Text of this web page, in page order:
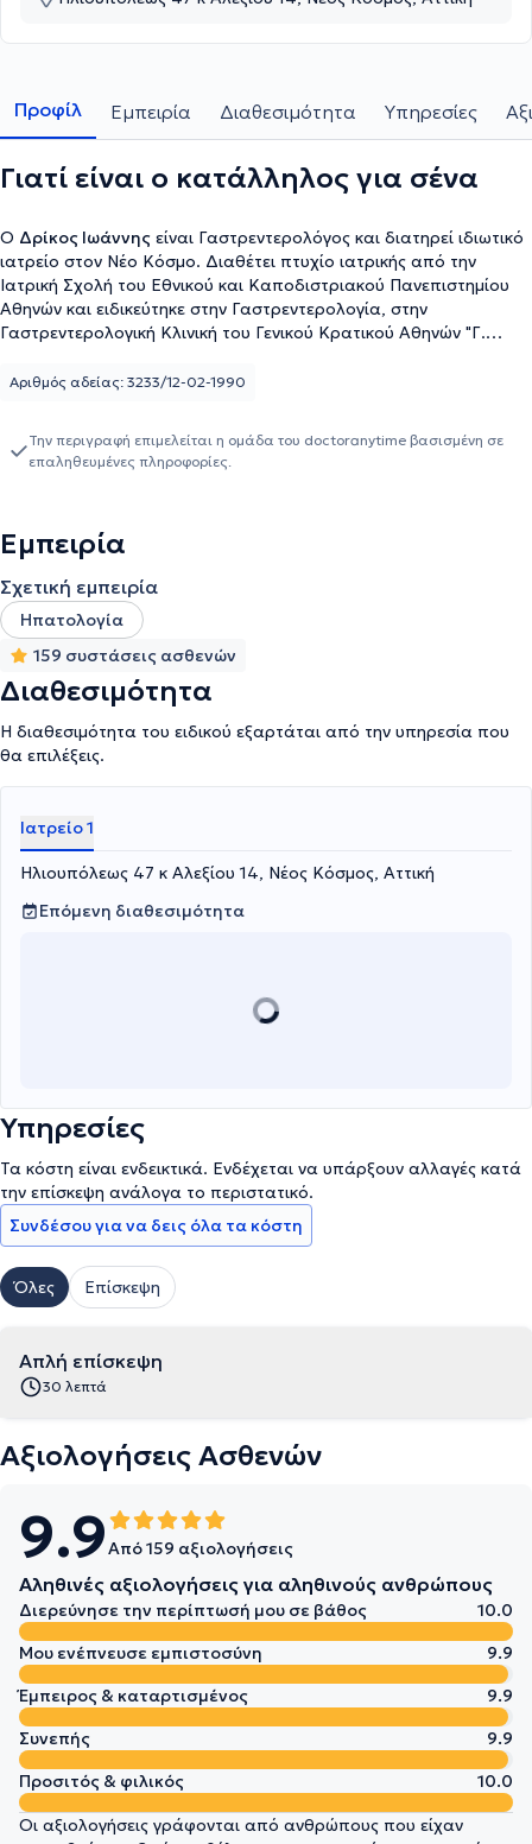
Προφίλ Εμπειρία Διαθεσιμότητα Υπηρεσίες
Γιατί είναι ο κατάλληλος για σένα
Ο Δρίκος Ιωάννης είναι Γαστρεντερολόγος και διατηρεί ιδιωτικό
ιατρείο στον Νέο Κόσμο. Διαθέτει πτυχίο ιατρικής από την
Ιατρική Σχολή του Εθνικού και Καποδιστριακού Πανεπιστημίου
Αθηνών και ειδικεύτηκε στην Γαστρεντερολογία, στην
Γαστρεντερολογική Κλινική του Γενικού Κρατικού Αθηνών "Γ.
Γαστρεντερολογίας και Ηπατολογίας από την Επιτροπή
ευρύτατη κλινική εμπειρία ως επιστημονικός συνεργάτης σε
πολυάριθμα νοσοκομεία και κλινικές, όπως και σε ασφαλιστικούς
προγραμμάτων, ημερίδων και συμποσίων, στην Ελλάδα και το
Αριθμός αδείας: 3233/12-02-1990
Την περιγραφή επιμελείται η ομάδα του doctoranytime βασισμένη σε
επαληθευμένες πληροφορίες.
Εμπειρία
Σχετική εμπειρία
Ηπατολογία
159 συστάσεις ασθενών
Διαθεσιμότητα
Η διαθεσιμότητα του ειδικού εξαρτάται από την υπηρεσία που
θα επιλέξεις.
Ιατρείο 1
Ηλιουπόλεως 47 κ Αλεξίου 14, Νέος Κόσμος, Αττική
Επόμενη διαθεσιμότητα
Υπηρεσίες
Τα κόστη είναι ενδεικτικά. Ενδέχεται να υπάρξουν αλλαγές κατά
την επίσκεψη ανάλογα το περιστατικό.
Συνδέσου για να δεις όλα τα κόστη
Όλες Επίσκεψη
Απλή επίσκεψη
30 λεπτά
Αξιολογήσεις Ασθενών
9.9Από 159 αξιολογήσεις
Αληθινές αξιολογήσεις για αληθινούς ανθρώπους
Διερεύνησε την περίπτωσή μου σε βάθος
10.0
Μου ενέπνευσε εμπιστοσύνη
9.9
Έμπειρος & καταρτισμένος
9.9
Συνεπής
9.9
Προσιτός & φιλικός
10.0
Οι αξιολογήσεις γράφονται από ανθρώπους που είχαν